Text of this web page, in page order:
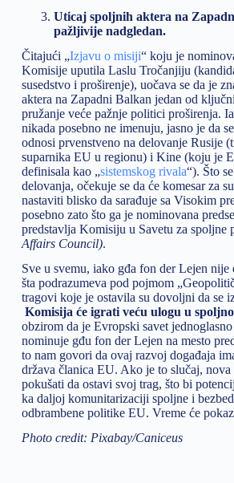
Uticaj spoljnih aktera na
pažljivije nadgledan.
Čitajući „Izjavu o misiji“ koju je
Komisije uputila Laslu Tročanjiju
susedstvo i proširenje), uočava se da je
aktera na Zapadni Balkan jedan od
pružanje veće pažnje politici proširenja.
nikada posebno ne imenuju, jasno je da
odnosi prvenstveno na delovanje Rusije
suparnika EU u regionu) i Kine (koju je
definisala kao „sistemskog rivala“). Što
delovanja, očekuje se da će komesar za
nastaviti blisko da sarađuje sa Visokim
posebno zato što ga je nominovana
predstavlja Komisiju u Savetu za spoljne
Affairs Council).
Sve u svemu, iako gđa fon der Lejen nije
šta podrazumeva pod pojmom
tragovi koje je ostavila su dovoljni da se
Komisija će igrati veću ulogu u
obzirom da je Evropski savet
nominuje gđu fon der Lejen na mesto
to nam govori da ovaj razvoj događaja
država članica EU. Ako je to slučaj,
pokušati da ostavi svoj trag, što bi
ka daljoj komunitarizaciji spoljne i
odbrambene politike EU. Vreme će
Photo credit: Pixabay/Caniceus